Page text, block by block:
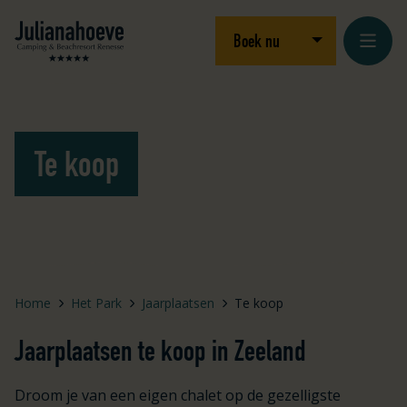
Logo Julianahoeve Boek nu Open/sluit
Te koop
Home Het Park Jaarplaatsen Te koop
Jaarplaatsen te koop in Zeeland
Droom je van een eigen chalet op de gezelligste